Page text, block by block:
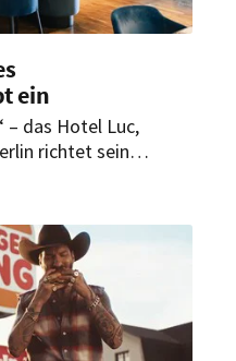
ein
– das Hotel Luc,
richtet sein
verbinden soll.